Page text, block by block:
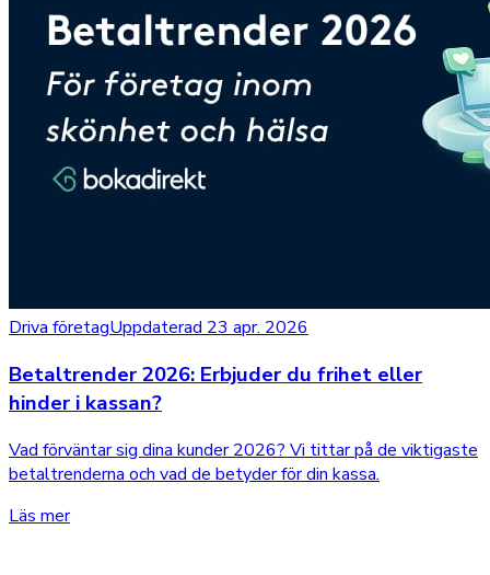
Driva företagUppdaterad 23 apr. 2026
Betaltrender 2026: Erbjuder du frihet eller
hinder i kassan?
Vad förväntar sig dina kunder 2026? Vi tittar på de viktigaste
betaltrenderna och vad de betyder för din kassa.
Läs mer